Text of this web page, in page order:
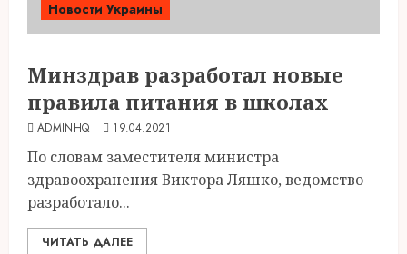
Новости Украины
Минздрав разработал новые
правила питания в школах
ADMINHQ 19.04.2021
По словам заместителя министра
здравоохранения Виктора Ляшко, ведомство
разработало...
ЧИТАТЬ ДАЛЕЕ